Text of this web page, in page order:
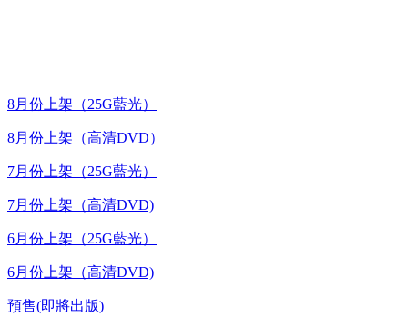
8月份上架（25G藍光）
8月份上架（高清DVD）
7月份上架（25G藍光）
7月份上架（高清DVD)
6月份上架（25G藍光）
6月份上架（高清DVD)
預售(即將出版)